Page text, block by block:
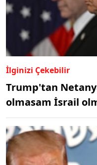
İlginizi Çekebilir
Trump'tan
olmasam İsrail